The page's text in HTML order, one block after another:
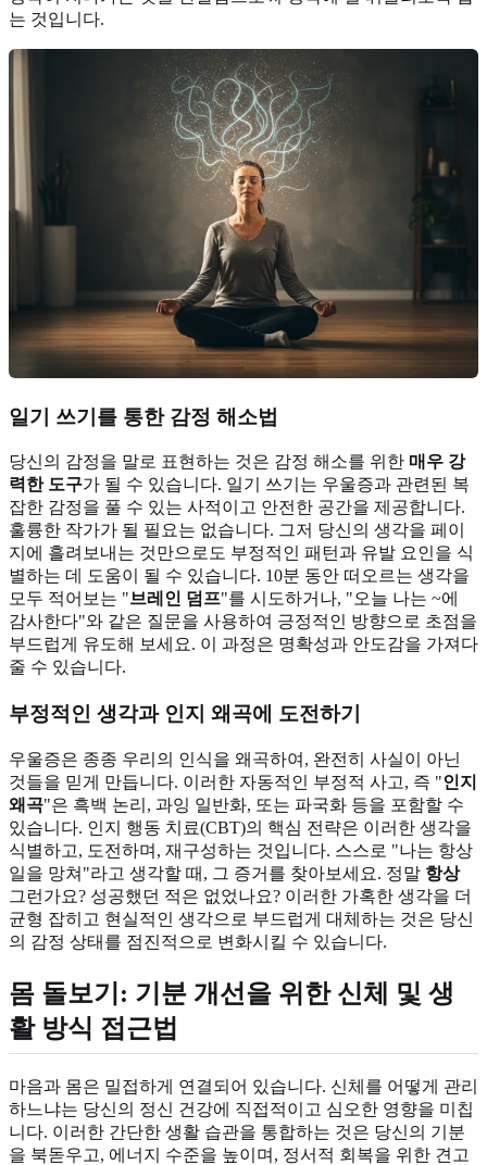
는 것입니다.
일기 쓰기를 통한 감정 해소법
당신의 감정을 말로 표현하는 것은 감정 해소를 위한 매우 강
력한 도구가 될 수 있습니다. 일기 쓰기는 우울증과 관련된 복
잡한 감정을 풀 수 있는 사적이고 안전한 공간을 제공합니다.
훌륭한 작가가 될 필요는 없습니다. 그저 당신의 생각을 페이
지에 흘려보내는 것만으로도 부정적인 패턴과 유발 요인을 식
별하는 데 도움이 될 수 있습니다. 10분 동안 떠오르는 생각을
모두 적어보는 "브레인 덤프"를 시도하거나, "오늘 나는 ~에
감사한다"와 같은 질문을 사용하여 긍정적인 방향으로 초점을
부드럽게 유도해 보세요. 이 과정은 명확성과 안도감을 가져다
줄 수 있습니다.
부정적인 생각과 인지 왜곡에 도전하기
우울증은 종종 우리의 인식을 왜곡하여, 완전히 사실이 아닌
것들을 믿게 만듭니다. 이러한 자동적인 부정적 사고, 즉 "인지
왜곡"은 흑백 논리, 과잉 일반화, 또는 파국화 등을 포함할 수
있습니다. 인지 행동 치료(CBT)의 핵심 전략은 이러한 생각을
식별하고, 도전하며, 재구성하는 것입니다. 스스로 "나는 항상
일을 망쳐"라고 생각할 때, 그 증거를 찾아보세요. 정말 항상
그런가요? 성공했던 적은 없었나요? 이러한 가혹한 생각을 더
균형 잡히고 현실적인 생각으로 부드럽게 대체하는 것은 당신
의 감정 상태를 점진적으로 변화시킬 수 있습니다.
몸 돌보기: 기분 개선을 위한 신체 및 생
활 방식 접근법
마음과 몸은 밀접하게 연결되어 있습니다. 신체를 어떻게 관리
하느냐는 당신의 정신 건강에 직접적이고 심오한 영향을 미칩
니다. 이러한 간단한 생활 습관을 통합하는 것은 당신의 기분
을 북돋우고, 에너지 수준을 높이며, 정서적 회복을 위한 견고